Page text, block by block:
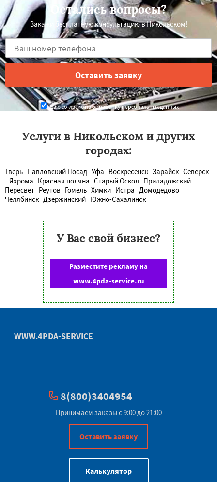
Остались вопросы?
Закажи бесплатную консультацию в Никольском!
Даю согласие на обработку персональных данных
Услуги в Никольском и других
городах:
Тверь Павловский Посад Уфа Воскресенск Зарайск Северск
Яхрома Красная поляна Старый Оскол Приладожский
Пересвет Реутов Гомель Химки Истра Домодедово
Челябинск Дзержинский Южно-Сахалинск
У Вас свой бизнес?
Разместите рекламу на
www.4pda-service.ru
WWW.4PDA-SERVICE
8(800)3404954
Принимаем заказы с 9:00 до 21:00
Оставить заявку
Калькулятор